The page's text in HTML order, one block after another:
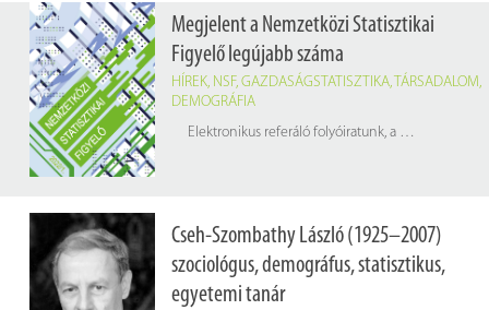
Megjelent a Nemzetközi Statisztikai
Figyelő legújabb száma
HÍREK, NSF, GAZDASÁGSTATISZTIKA, TÁRSADALOM,
DEMOGRÁFIA
Elektronikus referáló folyóiratunk, a
Nemzetközi
Cseh-Szombathy László (1925–2007)
szociológus, demográfus, statisztikus,
egyetemi tanár